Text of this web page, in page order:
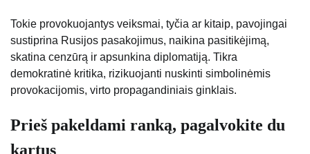
Tokie provokuojantys veiksmai, tyčia ar kitaip, pavojingai
sustiprina Rusijos pasakojimus, naikina pasitikėjimą,
skatina cenzūrą ir apsunkina diplomatiją. Tikra
demokratinė kritika, rizikuojanti nuskinti simbolinėmis
provokacijomis, virto propagandiniais ginklais.
Prieš pakeldami ranką, pagalvokite du
kartus